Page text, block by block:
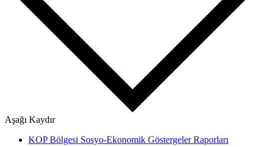
Aşağı Kaydır
KOP Bölgesi Sosyo-Ekonomik Göstergeler Raporları